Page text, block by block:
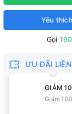
Yêu thích
Gọi
ƯU ĐÃI
GIẢM
Giảm